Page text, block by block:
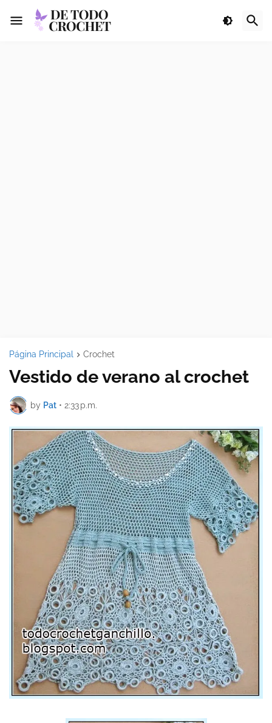
Página Principal Crochet
Vestido de verano al crochet
by Pat • 2:33 p.m.